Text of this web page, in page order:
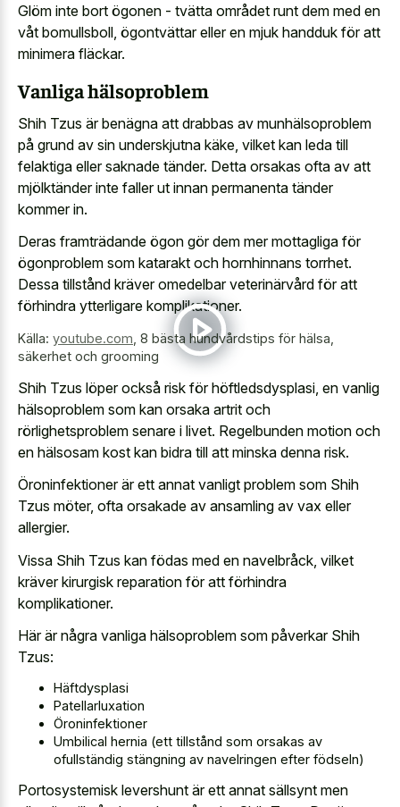
Glöm inte bort ögonen - tvätta området runt dem med en
våt bomullsboll, ögontvättar eller en mjuk handduk för att
minimera fläckar.
Vanliga hälsoproblem
Shih Tzus är benägna att drabbas av munhälsoproblem
på grund av sin underskjutna käke, vilket kan leda till
felaktiga eller saknade tänder. Detta orsakas ofta av att
mjölktänder inte faller ut innan permanenta tänder
kommer in.
Deras framträdande ögon gör dem mer mottagliga för
ögonproblem som katarakt och hornhinnans torrhet.
Dessa tillstånd kräver omedelbar veterinärvård för att
förhindra ytterligare komplikationer.
Källa: youtube.com, 8 bästa hundvårdstips för hälsa,
säkerhet och grooming
Shih Tzus löper också risk för höftledsdysplasi, en vanlig
hälsoproblem som kan orsaka artrit och
rörlighetsproblem senare i livet. Regelbunden motion och
en hälsosam kost kan bidra till att minska denna risk.
Öroninfektioner är ett annat vanligt problem som Shih
Tzus möter, ofta orsakade av ansamling av vax eller
allergier.
Vissa Shih Tzus kan födas med en navelbråck, vilket
kräver kirurgisk reparation för att förhindra
komplikationer.
Här är några vanliga hälsoproblem som påverkar Shih
Tzus:
Häftdysplasi
Patellarluxation
Öroninfektioner
Umbilical hernia (ett tillstånd som orsakas av
ofullständig stängning av navelringen efter födseln)
Portosystemisk levershunt är ett annat sällsynt men